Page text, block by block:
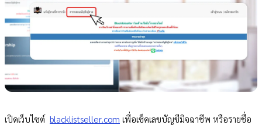
เปิดเว็บไซต์ blacklistseller.com เพื่อเช็คเลขบัญชีมิจฉาชีพ หรือรายชื่อ